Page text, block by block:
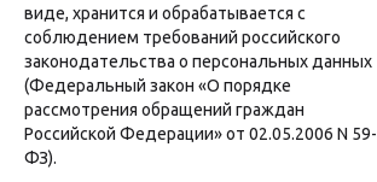
виде, хранится и обрабатывается с
соблюдением требований российского
законодательства о персональных данных
(Федеральный закон «О порядке
рассмотрения обращений граждан
Российской Федерации» от 02.05.2006 N 59-
ФЗ).